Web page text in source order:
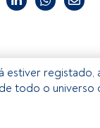
estiver registado,
todo o universo